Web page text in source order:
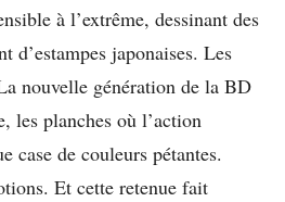
à l’extrême, dessinant des
d’estampes japonaises. Les
nouvelle génération de la BD
les planches où l’action
case de couleurs pétantes.
Et cette retenue fait